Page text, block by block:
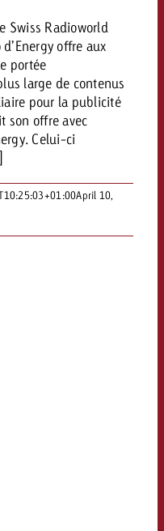
Swiss Radioworld
offre aux
portée
large de contenus
pour la publicité
son offre avec
Celui-ci
April 10,